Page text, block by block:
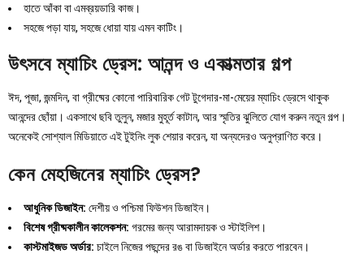
হাতে আঁকা বা এমব্রয়ডারি কাজ।
সহজে পড়া যায়, সহজে ধোয়া যায় এমন কাটিং।
উৎসবে ম্যাচিং ড্রেস: আনন্দ ও একাত্মতার গল্প
ঈদ, পূজা, জন্মদিন, বা গ্রীষ্মের কোনো পারিবারিক গেট টুগেদার-মা-মেয়ের ম্যাচিং ড্রেসে থাকুক
আনন্দের ছোঁয়া। একসাথে ছবি তুলুন, মজার মুহূর্ত কাটান, আর স্মৃতির ঝুলিতে যোগ করুন নতুন গল্প।
অনেকেই সোশ্যাল মিডিয়াতে এই টুইনিং লুক শেয়ার করেন, যা অন্যদেরও অনুপ্রাণিত করে।
কেন মেহজিনের ম্যাচিং ড্রেস?
আধুনিক ডিজাইন: দেশীয় ও পশ্চিমা ফিউশন ডিজাইন।
বিশেষ গ্রীষ্মকালীন কালেকশন: গরমের জন্য আরামদায়ক ও স্টাইলিশ।
কাস্টমাইজড অর্ডার: চাইলে নিজের পছন্দের রঙ বা ডিজাইনে অর্ডার করতে পারবেন।